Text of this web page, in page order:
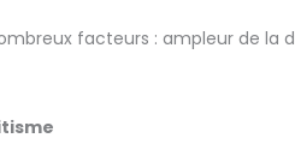
facteurs : ampleur de